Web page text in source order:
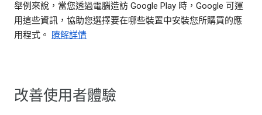
舉例來說，當您透過電腦造訪 Google Play 時，Google 可運
用這些資訊，協助您選擇要在哪些裝置中安裝您所購買的應
用程式。
瞭解詳情
改善使用者體驗